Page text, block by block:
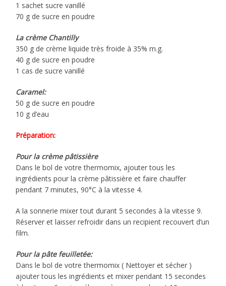
1 sachet sucre vanillé
70 g de sucre en poudre
La crème Chantilly
350 g de crème liquide très froide à 35% m.g.
40 g de sucre en poudre
1 cas de sucre vanillé
Caramel:
50 g de sucre en poudre
10 g d’eau
Préparation:
Pour la crème pâtissière
Dans le bol de votre thermomix, ajouter tous les
ingrédients pour la crème pâtissière et faire chauffer
pendant 7 minutes, 90°C à la vitesse 4.
A la sonnerie mixer tout durant 5 secondes à la vitesse 9.
Réserver et laisser refroidir dans un recipient recouvert d’un
film.
Pour la pâte feuilletée:
Dans le bol de votre thermomix ( Nettoyer et sécher )
ajouter tous les ingrédients et mixer pendant 15 secondes